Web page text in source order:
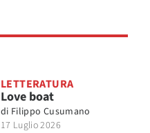
LETTERATURA
Love boat
di Filippo Cusumano
17 Luglio 2026